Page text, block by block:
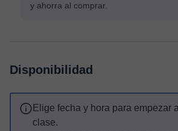
y ahorra al comprar.
Disponibilidad
Elige fecha y hora para empezar
clase.